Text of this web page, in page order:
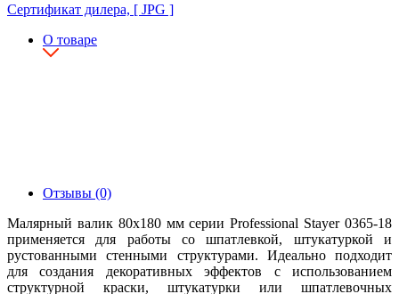
Сертификат дилера, [ JPG ]
О товаре
Отзывы (0)
Малярный валик 80х180 мм серии Professional Stayer 0365-18
применяется для работы со шпатлевкой, штукатуркой и
рустованными стенными структурами. Идеально подходит
для создания декоративных эффектов с использованием
структурной краски, штукатурки или шпатлевочных